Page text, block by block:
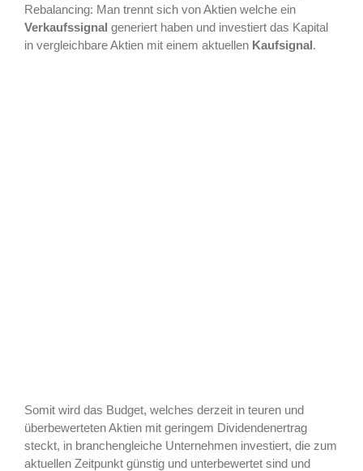
Rebalancing: Man trennt sich von Aktien welche ein
Verkaufssignal generiert haben und investiert das Kapital
in vergleichbare Aktien mit einem aktuellen Kaufsignal.
Somit wird das Budget, welches derzeit in teuren und
überbewerteten Aktien mit geringem Dividendenertrag
steckt, in branchengleiche Unternehmen investiert, die zum
aktuellen Zeitpunkt günstig und unterbewertet sind und